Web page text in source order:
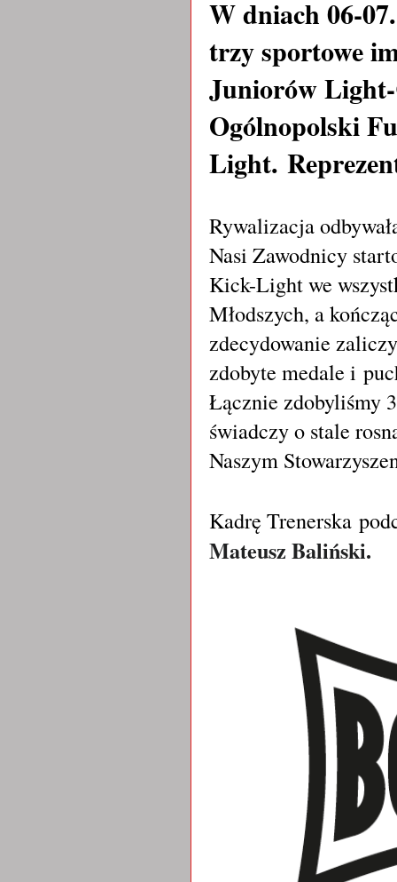
W dniach 06-
trzy sportowe
Juniorów
Ogólnopolski
Light.
Rywalizacja
Nasi Zawodnicy
Kick-Light we
Młodszych, a
zdecydowanie
zdobyte medale i
Łącznie zdobyliśmy
świadczy o stale
Naszym
Kadrę Trenerska
Mateusz Baliński.